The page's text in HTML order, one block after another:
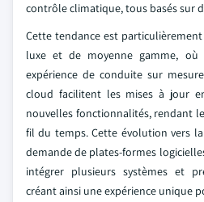
contrôle climatique, tous basés sur
Cette tendance est
luxe et de moyenne gamme,
expérience de conduite sur
cloud facilitent les mises à jour
nouvelles fonctionnalités, rendant
fil du temps. Cette évolution vers
demande de plates-formes
intégrer plusieurs systèmes et
créant ainsi une expérience unique